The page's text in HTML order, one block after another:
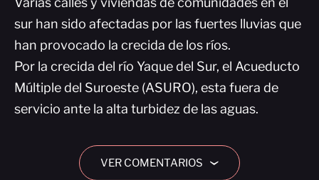
sur han sido afectadas por las fuertes lluvias que
han provocado la crecida de los ríos.
Por la crecida del río Yaque del Sur, el Acueducto
Múltiple del Suroeste (ASURO), esta fuera de
servicio ante la alta turbidez de las aguas.
VER COMENTARIOS ›